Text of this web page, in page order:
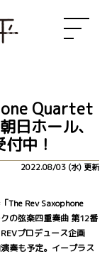
Quartet
日ホール、
中！
2022.08/03 (水) 更新
The Rev Saxophone
の弦楽四重奏曲 第12番
プロデュース企画
奏も予定。イープラス